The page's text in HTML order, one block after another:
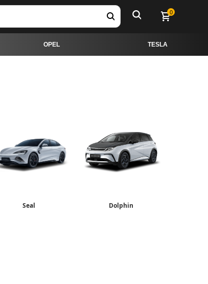
0
OPEL TESLA
Seal Dolphin